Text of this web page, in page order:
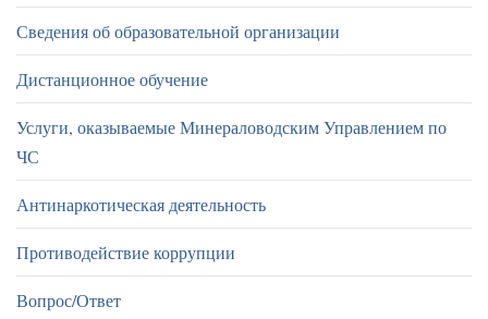
Сведения об образовательной организации
Дистанционное обучение
Услуги, оказываемые Минераловодским Управлением по
ЧС
Антинаркотическая деятельность
Противодействие коррупции
Вопрос/Ответ